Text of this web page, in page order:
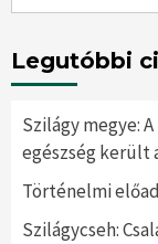
Legutóbbi
Szilágy megye:
egészség került
Történelmi
Szilágycseh: